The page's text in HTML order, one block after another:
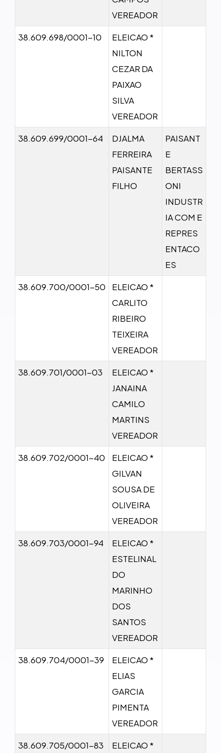
VEREADOR
38.609.698/0001-10
ELEICAO *
NILTON
CEZAR DA
PAIXAO
SILVA
VEREADOR
38.609.699/0001-64
DJALMA
FERREIRA
PAISANTE
FILHO
PAISANT
E
BERTASS
ONI
INDUSTR
IA COM E
REPRES
ENTACO
ES
38.609.700/0001-50
ELEICAO *
CARLITO
RIBEIRO
TEIXEIRA
VEREADOR
38.609.701/0001-03
ELEICAO *
JANAINA
CAMILO
MARTINS
VEREADOR
38.609.702/0001-40
ELEICAO *
GILVAN
SOUSA DE
OLIVEIRA
VEREADOR
38.609.703/0001-94
ELEICAO *
ESTELINAL
DO
MARINHO
DOS
SANTOS
VEREADOR
38.609.704/0001-39
ELEICAO *
ELIAS
GARCIA
PIMENTA
VEREADOR
38.609.705/0001-83 ELEICAO *